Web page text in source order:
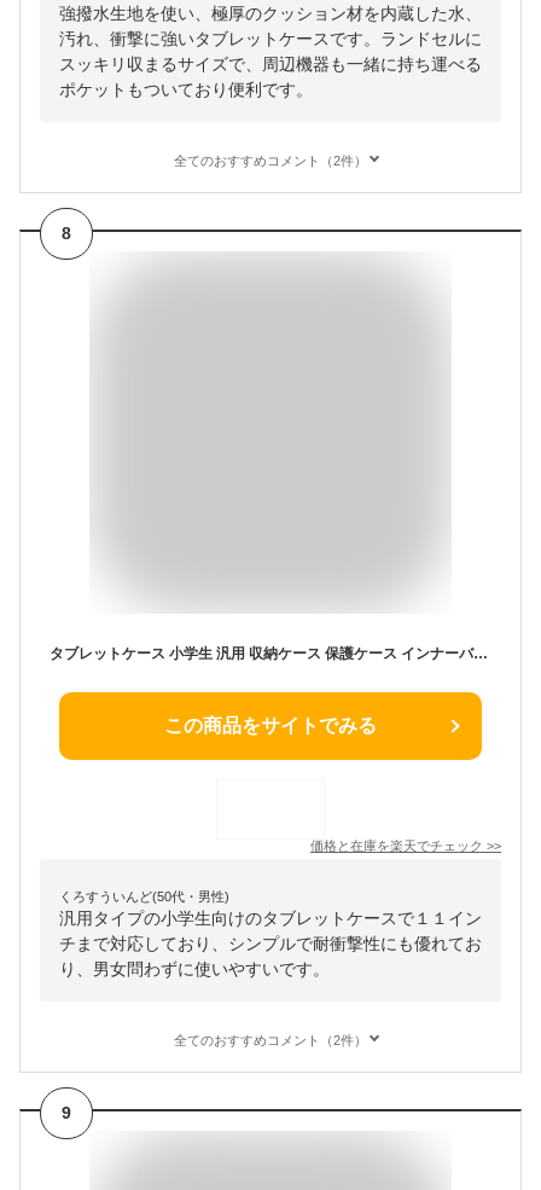
強撥水生地を使い、極厚のクッション材を内蔵した水、
汚れ、衝撃に強いタブレットケースです。ランドセルに
スッキリ収まるサイズで、周辺機器も一緒に持ち運べる
ポケットもついており便利です。
全てのおすすめコメント（2件）
8
タブレットケース 小学生 汎用 収納ケース 保護ケース インナーバッグ 11インチまで対応 クツワ タブラスクール スリム
この商品をサイトでみる
価格と在庫を楽天でチェック >>
くろすういんど(50代・男性)
汎用タイプの小学生向けのタブレットケースで１１イン
チまで対応しており、シンプルで耐衝撃性にも優れてお
り、男女問わずに使いやすいです。
全てのおすすめコメント（2件）
9